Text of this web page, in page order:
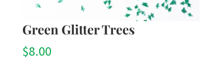
Green Glitter Trees
$8.00